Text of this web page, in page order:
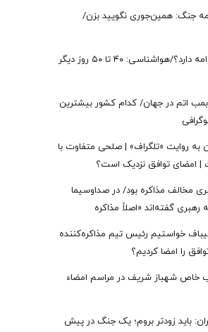
جنگ: همین‌جوری نگویید بزن/
گرمای تابستان تا کی ادامه دارد؟/هواشناسی: ۴۰ تا ۵۰ روز دیگر
بمب اتم در جهان/ کدام کشور بیشترین
به روایت «تلگراف» | صلحی متفاوت با
امضای توافق نزدیک است؟
مخالف مذاکره بود/ در صداوسیما
رهبری گفته‌اند «اصلاً مذاکره
خواستیم رئیس تیم مذاکره‌کننده
را امضا کردیم؟
خاص شهباز شریف در مراسم امضاء
باید زودتر بروم؛ یک جنگ در پیش